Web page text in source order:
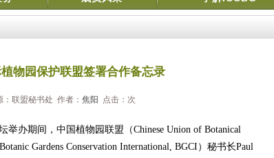
物园保护联盟签署合作备忘录
联盟秘书处 作者： 焦阳 点击： 次
举办期间，中国植物园联盟（Chinese Union of Botanical
Botanic Gardens Conservation International, BGCI ）秘书长Paul